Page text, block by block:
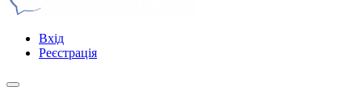
Вхід
Реєстрація